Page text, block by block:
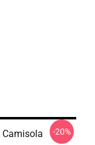
Camisola -20%